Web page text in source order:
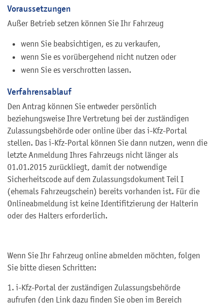
Voraussetzungen
Außer Betrieb setzen können Sie Ihr Fahrzeug
wenn Sie beabsichtigen, es zu verkaufen,
wenn Sie es vorübergehend nicht nutzen oder
wenn Sie es verschrotten lassen.
Verfahrensablauf
Den Antrag können Sie entweder persönlich
beziehungsweise Ihre Vertretung bei der zuständigen
Zulassungsbehörde oder online über das i-Kfz-Portal
stellen. Das i-Kfz-Portal können Sie dann nutzen, wenn die
letzte Anmeldung Ihres Fahrzeugs nicht länger als
01.01.2015 zurückliegt, damit der notwendige
Sicherheitscode auf dem Zulassungsdokument Teil I
(ehemals Fahrzeugschein) bereits vorhanden ist. Für die
Onlineabmeldung ist keine Identifitzierung der Halterin
oder des Halters erforderlich.
Wenn Sie Ihr Fahrzeug online abmelden möchten, folgen
Sie bitte diesen Schritten:
1. i-Kfz-Portal der zuständigen Zulassungsbehörde
aufrufen (den Link dazu finden Sie oben im Bereich